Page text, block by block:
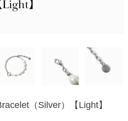
（Silver）【Light】